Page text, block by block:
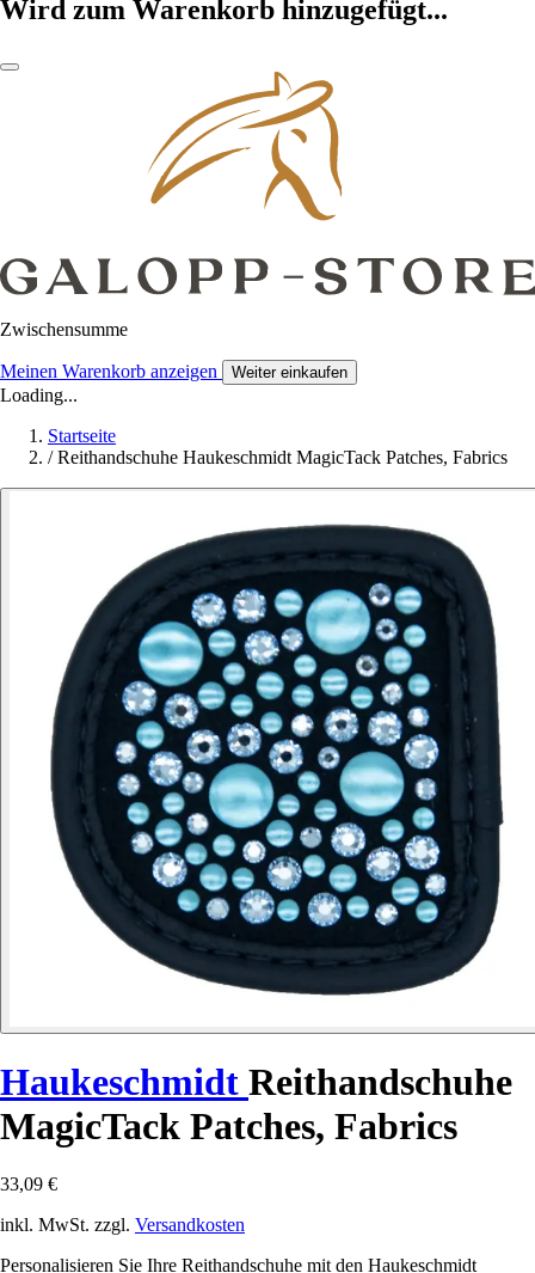
Wird zum Warenkorb hinzugefügt...
Zwischensumme
Meinen Warenkorb anzeigen Weiter einkaufen
Loading...
Startseite
/ Reithandschuhe Haukeschmidt MagicTack Patches, Fabrics
Haukeschmidt Reithandschuhe
MagicTack Patches, Fabrics
33,09 €
inkl. MwSt. zzgl. Versandkosten
Personalisieren Sie Ihre Reithandschuhe mit den Haukeschmidt